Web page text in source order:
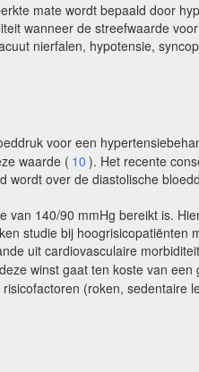
mate wordt bepaald door
wanneer de streefwaarde
nierfalen, hypotensie,
voor een
waarde ( 10 ). Het recente
wordt over de diastolische
van 140/90 mmHg bereikt is.
studie bij hoogrisicopatiënten
uit cardiovasculaire
winst gaat ten koste van een
(roken, sedentaire